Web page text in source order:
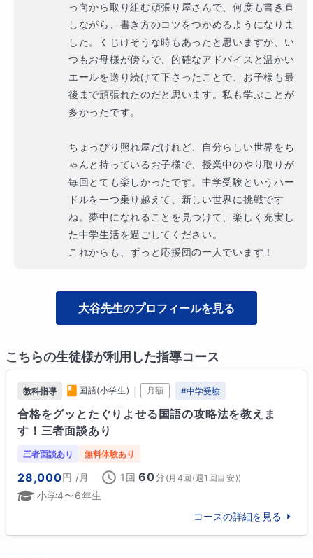
っ向から取り組む頑張り屋さんで、何度も書き直
しながら、書き方のコツをつかめるようになりま
した。くじけそうな時もあったと思いますが、い
つもお母様が傍らで、的確なアドバイスと温かい
エールを送り続けて下さったことで、お子様も最
後まで頑張れたのだと思います。私も学ぶことが
多かったです。
ちょっぴり照れ屋だけれど、自分らしい世界をち
ゃんと持っているお子様で、授業中のやり取りが
毎回とても楽しかったです。中学受験というハー
ドルを一つ乗り越えて、新しい世界に挑戦です
ね。夢中になれることを見つけて、楽しく充実し
た中学生活を過ごしてください。
これからも、ずっと応援団の一人でいます！
大谷先生のプロフィールを見る
こちらの生徒様が利用した指導コース
教科指導 国語(小学生) 月額 #中学受験
合格をグッとたぐりよせる国語の攻略法を教えま
す！三者面談あり
三者面談あり 無料体験あり
28,000円 /月 1回 60分 (月4回(週1回目安))
小学4〜6年生
コースの詳細を見る